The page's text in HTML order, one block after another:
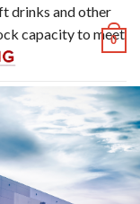
0
drinks and other
capacity to meet